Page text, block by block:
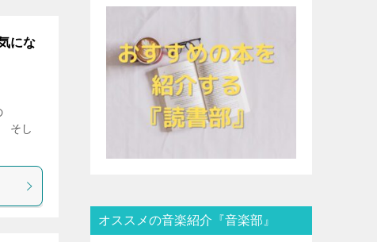
にな
そし
オススメの音楽紹介『音楽部』